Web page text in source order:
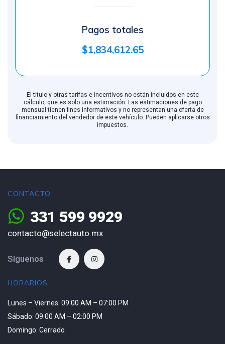
Pagos totales
$1,834,612.65
El título y otras tarifas e incentivos no están incluidos en este
cálculo, que es solo una estimación. Las estimaciones de pago
mensual tienen fines informativos y no representan una oferta de
financiamiento del vendedor de este vehículo. Pueden aplicarse otros
impuestos.
HORARIOS
Lunes – Viernes: 09:00 AM – 07:00 PM
Sábado: 09:00 AM – 02:00 PM
Domingo: Cerrado
CONTACTO
331 599 9929
contacto@selectauto.mx
Síguenos